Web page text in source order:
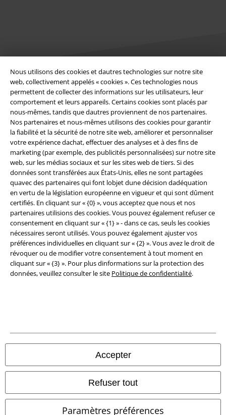
Nous utilisons des cookies et dautres technologies sur notre site
web, collectivement appelés « cookies ». Ces technologies nous
permettent de collecter des informations sur les utilisateurs, leur
comportement et leurs appareils. Certains cookies sont placés par
nous-mêmes, tandis que dautres proviennent de nos partenaires.
Nos partenaires et nous-mêmes utilisons des cookies pour garantir
la fiabilité et la sécurité de notre site web, améliorer et personnaliser
votre expérience dachat, effectuer des analyses et à des fins de
marketing (par exemple, des publicités personnalisées) sur notre site
web, sur les médias sociaux et sur les sites web de tiers. Si des
données sont transférées aux États-Unis, elles ne sont partagées
quavec des partenaires qui font lobjet dune décision dadéquation
en vertu de la législation européenne en vigueur et qui sont dûment
certifiés. En cliquant sur « {0} », vous acceptez que nous et nos
partenaires utilisions des cookies. Vous pouvez également refuser ce
consentement en cliquant sur « {1} » - dans ce cas, seuls les cookies
nécessaires seront utilisés. Vous pouvez également ajuster vos
préférences individuelles en cliquant sur « {2} ». Vous avez le droit de
révoquer ou de modifier votre consentement à tout moment en
cliquant sur « {3} ». Pour plus dinformations sur la protection des
données, veuillez consulter le site Politique de confidentialité.
Accepter
Refuser tout
Paramètres préférences
Légal
Conditions générales
Éditeur
Clauses de confidentialité
Élimination des déchets et protection de l'environnement
Déclaration de Conformité
Informations sur l'accessibilité
Paramètres des Cookies
Période de rétractation
Boutiques en ligne EMP